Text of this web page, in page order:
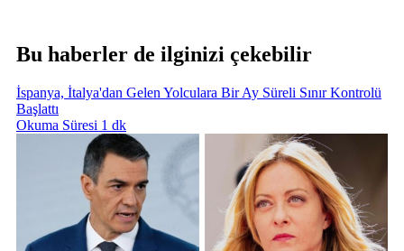
Bu haberler de ilginizi çekebilir
İspanya, İtalya'dan Gelen Yolculara Bir Ay Süreli Sınır Kontrolü
Başlattı
Okuma Süresi 1 dk